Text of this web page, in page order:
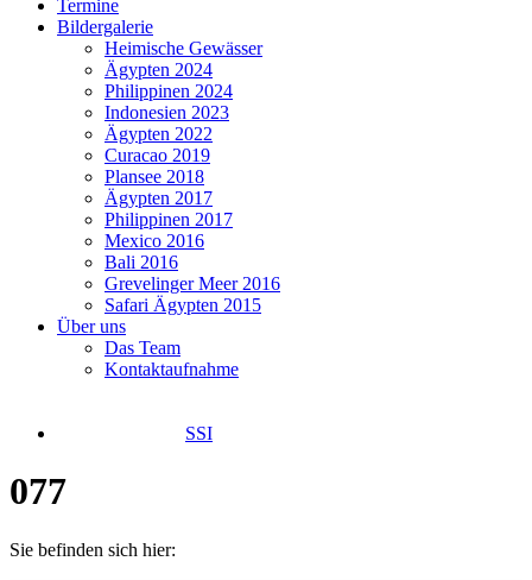
Termine
Bildergalerie
Heimische Gewässer
Ägypten 2024
Philippinen 2024
Indonesien 2023
Ägypten 2022
Curacao 2019
Plansee 2018
Ägypten 2017
Philippinen 2017
Mexico 2016
Bali 2016
Grevelinger Meer 2016
Safari Ägypten 2015
Über uns
Das Team
Kontaktaufnahme
SSI
077
Sie befinden sich hier: